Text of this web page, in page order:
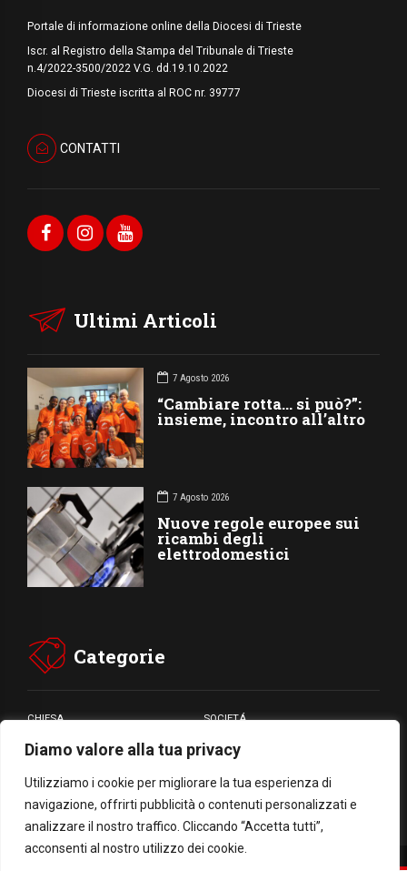
Diamo valore alla tua privacy
Utilizziamo i cookie per migliorare la tua esperienza di
navigazione, offrirti pubblicità o contenuti personalizzati e
analizzare il nostro traffico. Cliccando “Accetta tutti”,
acconsenti al nostro utilizzo dei cookie.
Portale di informazione online della Diocesi di Trieste
Iscr. al Registro della Stampa del Tribunale di Trieste
n.4/2022-3500/2022 V.G. dd.19.10.2022
Diocesi di Trieste iscritta al ROC nr. 39777
CONTATTI
Ultimi Articoli
7 Agosto 2026
“Cambiare rotta… si può?”:
insieme, incontro all’altro
7 Agosto 2026
Nuove regole europee sui
ricambi degli
elettrodomestici
Categorie
CHIESA SOCIETÁ
CARITÁ GIUBILEO
CULTURA MEDIA